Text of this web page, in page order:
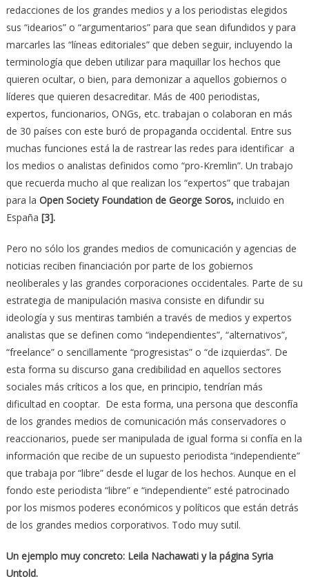
redacciones de los grandes medios y a los periodistas elegidos
sus “idearios” o “argumentarios” para que sean difundidos y para
marcarles las “líneas editoriales” que deben seguir, incluyendo la
terminología que deben utilizar para maquillar los hechos que
quieren ocultar, o bien, para demonizar a aquellos gobiernos o
líderes que quieren desacreditar. Más de 400 periodistas,
expertos, funcionarios, ONGs, etc. trabajan o colaboran en más
de 30 países con este buró de propaganda occidental. Entre sus
muchas funciones está la de rastrear las redes para identificar a
los medios o analistas definidos como “pro-Kremlin”. Un trabajo
que recuerda mucho al que realizan los “expertos” que trabajan
para la Open Society Foundation de George Soros, incluido en
España [3].
Pero no sólo los grandes medios de comunicación y agencias de
noticias reciben financiación por parte de los gobiernos
neoliberales y las grandes corporaciones occidentales. Parte de su
estrategia de manipulación masiva consiste en difundir su
ideología y sus mentiras también a través de medios y expertos
analistas que se definen como “independientes”, “alternativos”,
“freelance” o sencillamente “progresistas” o “de izquierdas”. De
esta forma su discurso gana credibilidad en aquellos sectores
sociales más críticos a los que, en principio, tendrían más
dificultad en cooptar. De esta forma, una persona que desconfía
de los grandes medios de comunicación más conservadores o
reaccionarios, puede ser manipulada de igual forma si confía en la
información que recibe de un supuesto periodista “independiente”
que trabaja por “libre” desde el lugar de los hechos. Aunque en el
fondo este periodista “libre” e “independiente” esté patrocinado
por los mismos poderes económicos y políticos que están detrás
de los grandes medios corporativos. Todo muy sutil.
Un ejemplo muy concreto: Leila Nachawati y la página Syria
Untold.